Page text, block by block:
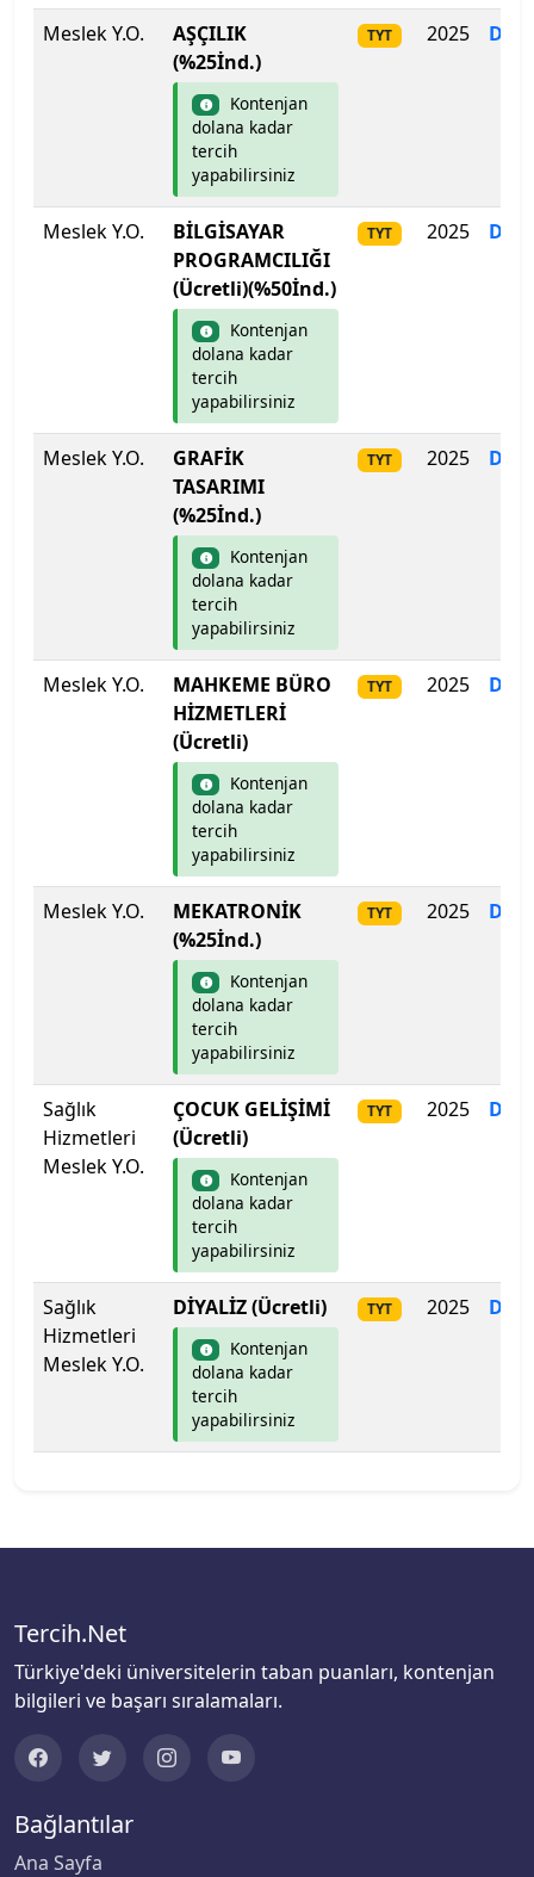
Kayseri Üniversitesi
Kıbrıs Amerikan Üniversitesi
Kıbrıs Amerikan Üniversitesi
Kıbrıs Aydın Üniversitesi
Kıbrıs Batı Üniversitesi
Kıbrıs Sağlık ve Toplum Bilimleri Üniversitesi
Kırgızistan-Türkiye Manas Üniversitesi
Kırıkkale Üniversitesi
Kırklareli Üniversitesi
Kırşehir Ahi Evran Üniversitesi
Kilis 7 Aralık Üniversitesi
Kocaeli Sağlık ve Teknoloji Üniversitesi
Kocaeli Üniversitesi
Koç Üniversitesi
Konya Gıda ve Tarım Üniversitesi
Konya Teknik Üniversitesi
KTO Karatay Üniversitesi
Kütahya Dumlupınar Üniversitesi
Kütahya Sağlık Bilimleri Üniversitesi
Lefke Avrupa Üniversitesi
Lokman Hekim Üniversitesi
Malatya Turgut Özal Üniversitesi
Maltepe Üniversitesi
Manisa Celâl Bayar Üniversitesi
Mardin Artuklu Üniversitesi
Mersin Üniversitesi
Mimar Sinan Güzel Sanatlar Üniversitesi
Munzur Üniversitesi
Meslek Y.O.
AŞÇILIK
(%25İnd.)
Kontenjan
dolana kadar
tercih
yapabilirsiniz
TYT 2025
Meslek Y.O.
BİLGİSAYAR
PROGRAMCILIĞI
(Ücretli)(%50İnd.)
Kontenjan
dolana kadar
tercih
yapabilirsiniz
TYT 2025
Meslek Y.O.
GRAFİK
TASARIMI
(%25İnd.)
Kontenjan
dolana kadar
tercih
yapabilirsiniz
TYT 2025
Meslek Y.O.
MAHKEME BÜRO
HİZMETLERİ
(Ücretli)
Kontenjan
dolana kadar
tercih
yapabilirsiniz
TYT 2025
Meslek Y.O.
MEKATRONİK
(%25İnd.)
Kontenjan
dolana kadar
tercih
yapabilirsiniz
TYT 2025
Sağlık
Hizmetleri
Meslek Y.O.
ÇOCUK GELİŞİMİ
(Ücretli)
Kontenjan
dolana kadar
tercih
yapabilirsiniz
TYT 2025
Sağlık
Hizmetleri
Meslek Y.O.
DİYALİZ (Ücretli)
Kontenjan
dolana kadar
tercih
yapabilirsiniz
TYT 2025
Tercih.Net
Türkiye'deki üniversitelerin taban puanları, kontenjan
bilgileri ve başarı sıralamaları.
Bağlantılar
Ana Sayfa